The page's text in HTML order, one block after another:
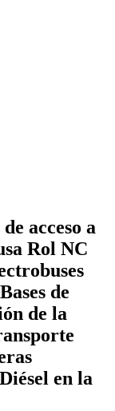
acceso a
Rol NC
de
de la
en la